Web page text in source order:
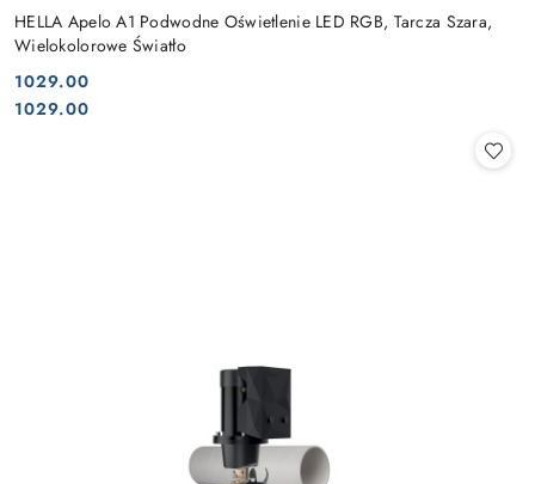
HELLA Apelo A1 Podwodne Oświetlenie LED RGB, Tarcza Szara,
Wielokolorowe Światło
Cena:
1029.00
Cena:
1029.00